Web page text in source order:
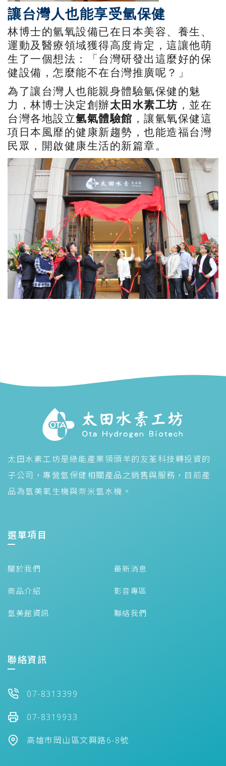
讓台灣人也能享受氫保健
林博士的氫氧設備已在日本美容、養生、
運動及醫療領域獲得高度肯定，這讓他萌
生了一個想法：「台灣研發出這麼好的保
健設備，怎麼能不在台灣推廣呢？」
為了讓台灣人也能親身體驗氫保健的魅
力，林博士決定創辦太田水素工坊 ，並在
台灣各地設立氫氣體驗館 ，讓氫氧保健這
項日本風靡的健康新趨勢，也能造福台灣
民眾，開啟健康生活的新篇章。
太田水素工坊是綠能產業領頭羊的友荃科技轉投資的
子公司，專營氫保健相關產品之銷售與服務，目前產
品為氫美氧生機與奈米氫水機。
選單項目
關於我們 最新消息
商品介紹 影音專區
氫美館資訊 聯絡我們
聯絡資訊
07-8313399
07-8319933
高雄市岡山區文興路6-8號